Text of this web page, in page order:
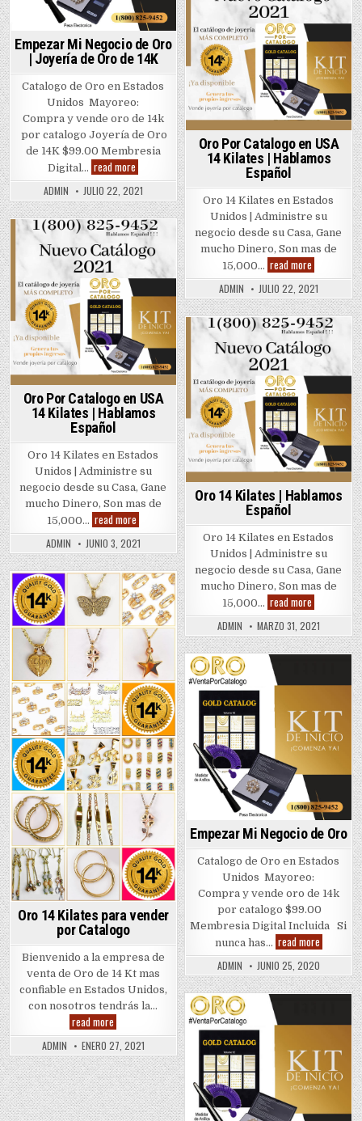
Empezar Mi Negocio de Oro
| Joyería de Oro de 14K
Catalogo de Oro en Estados
Unidos ​Mayoreo:
Compra y vende oro de 14k
por catalogo Joyería de Oro
de 14K $99.00 Membresia
Digital… read more
Mi
Negocio
de
Oro
|
Joyería
de
Oro
de
14K
ADMIN JULIO 22, 2021
Oro Por Catalogo en USA
14 Kilates | Hablamos
Español
Oro 14 Kilates en Estados
Unidos | Administre su
negocio desde su Casa, Gane
mucho Dinero, Son mas de
15,000… read more
Por
Catalogo
en
USA
14
Kilates
|
Hablamos
Español
ADMIN JULIO 22, 2021
Posted
Oro Por Catalogo en USA
14 Kilates | Hablamos
Español
Oro 14 Kilates en Estados
Unidos | Administre su
negocio desde su Casa, Gane
mucho Dinero, Son mas de
15,000… read more
Por
Catalogo
en
USA
14
Kilates
|
Hablamos
Español
ADMIN JUNIO 3, 2021
Posted
Oro 14 Kilates | Hablamos
Español
Oro 14 Kilates en Estados
Unidos | Administre su
negocio desde su Casa, Gane
mucho Dinero, Son mas de
15,000… read more
14
Kilates
|
Hablamos
Español
ADMIN MARZO 31, 2021
Posted
in
Oro 14 Kilates para vender
por Catalogo
Bienvenido a la empresa de
venta de Oro de 14 Kt mas
confiable en Estados Unidos,
con nosotros tendrás la…
read more
14
Kilates
para
vender
por
Catalogo
ADMIN ENERO 27, 2021
Posted
in
Empezar Mi Negocio de Oro
Catalogo de Oro en Estados
Unidos ​Mayoreo:
Compra y vende oro de 14k
por catalogo $99.00
Membresia Digital Incluida Si
nunca has… read moreEmpezar
Mi
Negocio
de
Oro
ADMIN JUNIO 25, 2020
Posted
in